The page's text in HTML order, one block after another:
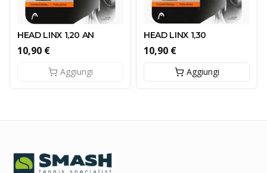
HEAD LINX 1,20 AN
10,90 €
Aggiungi
HEAD LINX 1,30
10,90 €
Aggiungi